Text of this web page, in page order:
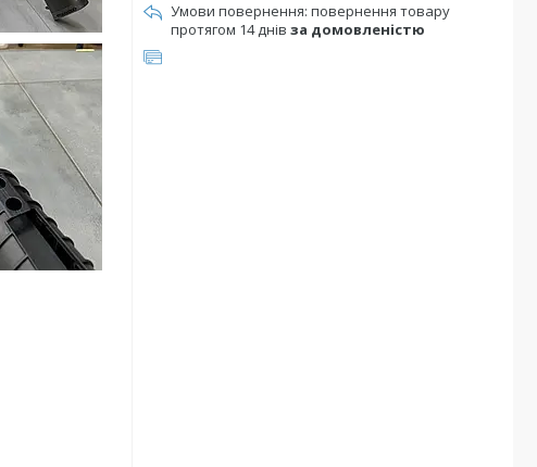
повернення товару
протягом 14 днів за домовленістю